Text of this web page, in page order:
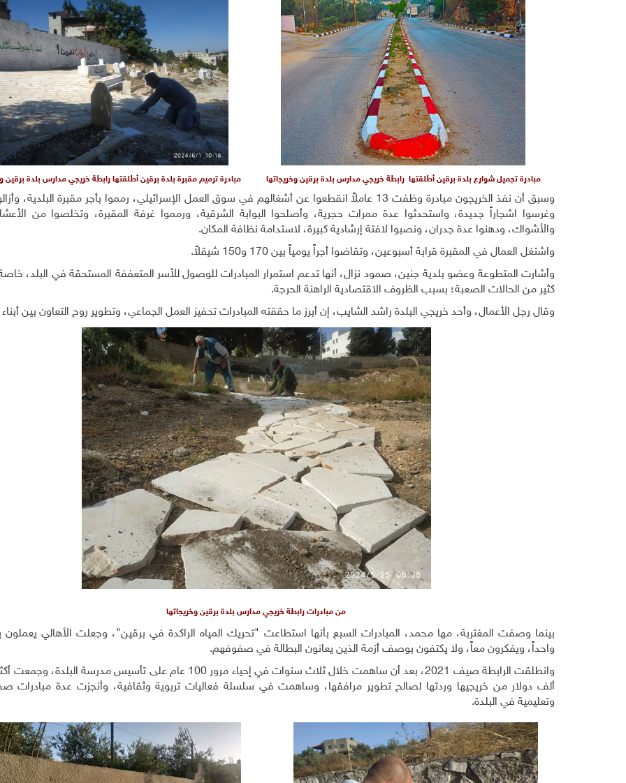
مبادرة تجميل شوارع بلدة برقين أطلقتها رابطة خريجي مدارس بلدة برقين وخريجاتها مبادرة ترميم مقبرة بلدة برقين أطلقتها رابطة خريجي مدارس بلدة برقين
وسبق أن نفذ الخريجون مبادرة وظفت 13 عاملاً انقطعوا عن أشغالهم في سوق العمل الإسرائيلي، رمموا بأجر مقبرة البلدية،
وغرسوا اشجاراً جديدة، واستحدثوا عدة ممرات حجرية، وأصلحوا البوابة الشرقية، ورمموا غرفة المقبرة، وتخلصوا من
والأشواك، ودهنوا عدة جدران، ونصبوا لافتة إرشادية كبيرة، لاستدامة نظافة المكان.
واشتغل العمال في المقبرة قرابة أسبوعين، وتقاضوا أجراً يومياً بين 170 و150 شيقلاً.
وأشارت المتطوعة وعضو بلدية جنين، صمود نزال، أنها تدعم استمرار المبادرات للوصول للأسر المتعففة المستحقة في البلد،
كثير من الحالات الصعبة؛ بسبب الظروف الاقتصادية الراهنة الحرجة.
وقال رجل الأعمال، وأحد خريجي البلدة راشد الشايب، إن أبرز ما حققته المبادرات تحفيز العمل الجماعي، وتطوير روح التعاون بين أبناء
من مبادرات رابطة خريجي مدارس بلدة برقين وخريجاتها
بينما وصفت المغتربة، مها محمد، المبادرات السبع بأنها استطاعت "تحريك المياه الراكدة في برقين"، وجعلت الأهالي يعملون
واحداً، ويفكرون معاً، ولا يكتفون بوصف أزمة الذين يعانون البطالة في صفوفهم.
ألف دولار من خريجيها وردتها لصالح تطوير مرافقها، وساهمت في سلسلة فعاليات تربوية وثقافية، وأنجزت عدة مبادرات
وتعليمية في البلدة.